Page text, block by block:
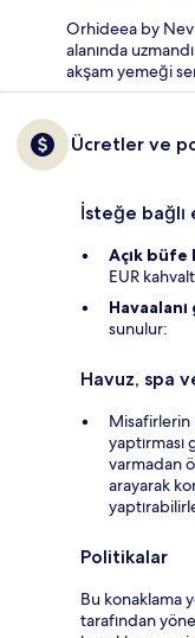
Orhideea by
alanında
akşam yemeği
Ücretler ve
İsteğe bağlı
Açık büfe
EUR
sunulur:
Havuz, spa
Misafirlerin
varmadan
arayarak
Politikalar
Bu konaklama
tarafından